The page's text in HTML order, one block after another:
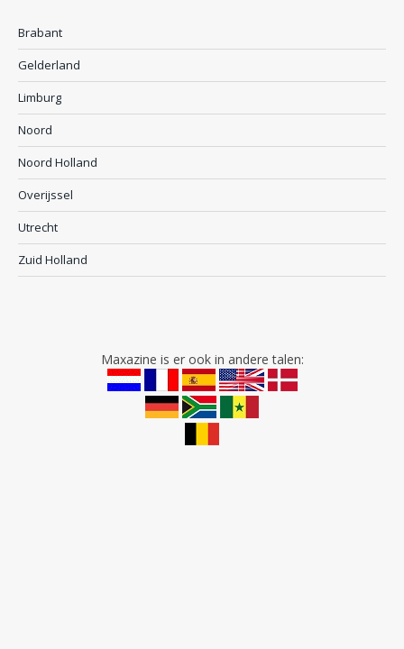
Brabant
Gelderland
Limburg
Noord
Noord Holland
Overijssel
Utrecht
Zuid Holland
Maxazine is er ook in andere talen: